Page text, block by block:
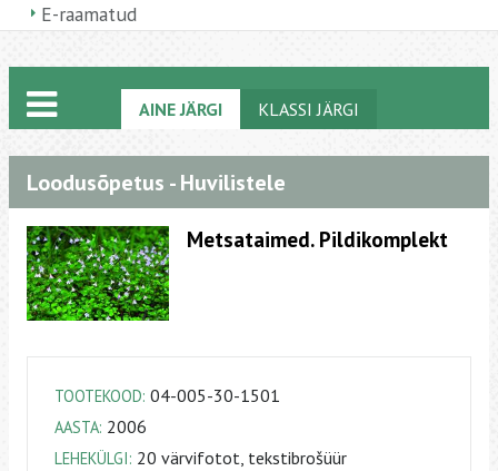
E-raamatud
AINE JÄRGI KLASSI JÄRGI
Loodusõpetus - Huvilistele
Metsataimed. Pildikomplekt
TOOTEKOOD: 04-005-30-1501
AASTA: 2006
LEHEKÜLGI: 20 värvifotot, tekstibrošüür